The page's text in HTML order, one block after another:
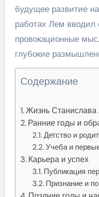
будущее развитие
работах Лем
провокационные
глубокие
Содержание
Жизнь
Ранние годы и
Детство и
Учеба и
Карьера и успех
Публикация
Признание и